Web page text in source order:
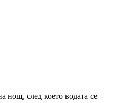
нощ, след което водата се